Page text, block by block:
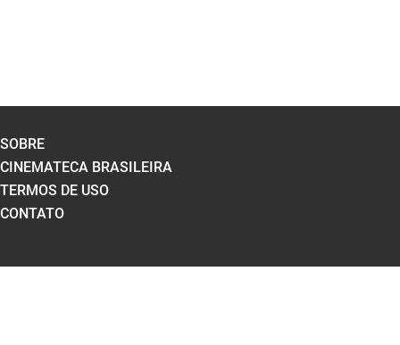
SOBRE
CINEMATECA BRASILEIRA
TERMOS DE USO
CONTATO